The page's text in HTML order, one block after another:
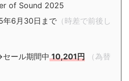
of Sound 2025
年6月30日まで （時差で前後し
ール期間中10,201円
（為替